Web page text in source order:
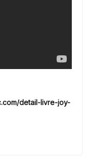
detail-livre-joy-